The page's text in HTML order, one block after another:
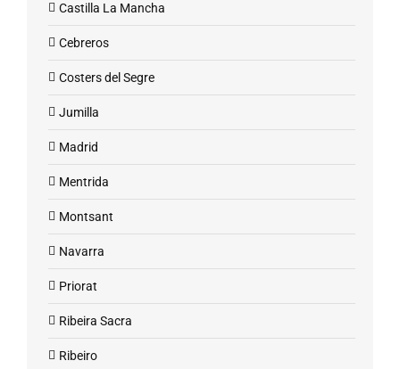
Castilla La Mancha
Cebreros
Costers del Segre
Jumilla
Madrid
Mentrida
Montsant
Navarra
Priorat
Ribeira Sacra
Ribeiro